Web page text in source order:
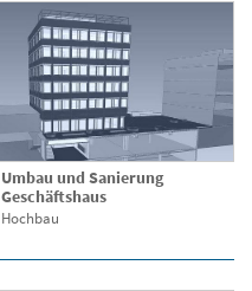
Umbau und Sanierung
Geschäftshaus
Hochbau